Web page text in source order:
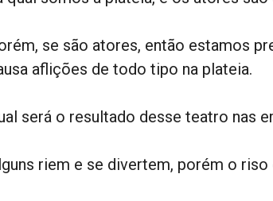
se são atores, então estamos
aflições de todo tipo na plateia.
será o resultado desse teatro nas
riem e se divertem, porém o riso